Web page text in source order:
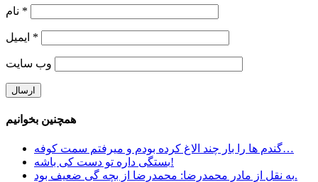
*
*
وب‌ سایت
همچنین بخوانیم
گندم ها را بار چند الاغ کرده بودم و میرفتم سمت کوفه…
بستگی داره تو دست کی باشه!
به نقل از مادر محمدرضا: محمدرضا از بچه گی ضعيف بود.